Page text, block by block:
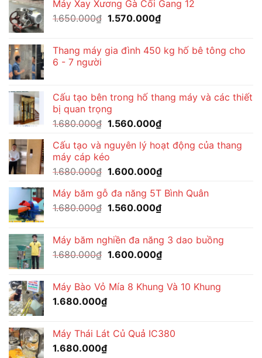
là:
1.650.000₫.
tại
là:
Máy Xay Xương Gà Cối Gang 12
1.650.000₫ Giá
1.650.000₫.
1.570.000₫Giá
là:
Thang máy gia đình 450 kg hố bê tông cho
6 - 7 người
Cấu tạo bên trong hố thang máy và các thiết
bị quan trọng
1.680.000₫ Giá
là:
1.680.000₫.
1.560.000₫Giá
tại
1.560.000₫.
Cấu tạo và nguyên lý hoạt động của thang
máy cáp kéo
1.680.000₫ Giá
là:
1.680.000₫.
1.600.000₫Giá
tại
là:
Máy băm gỗ đa năng 5T Bình Quân
1.680.000₫ Giá
1.680.000₫.
1.560.000₫Giá
là:
1.560.000₫.
Máy băm nghiền đa năng 3 dao buồng
1.680.000₫ Giá
1.680.000₫.
1.600.000₫Giá
là:
Máy Bào Vỏ Mía 8 Khung Và 10 Khung
1.680.000₫
Máy Thái Lát Củ Quả IC380
1.680.000₫